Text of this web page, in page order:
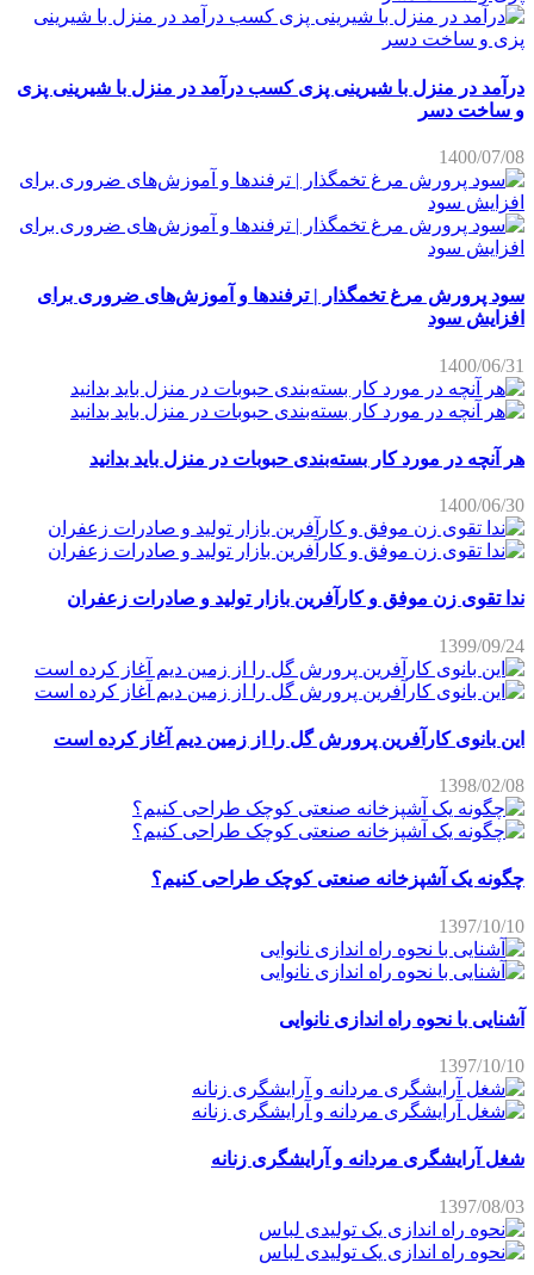
درآمد در منزل با شیرینی پزی کسب درآمد در منزل با شیرینی پزی
و ساخت دسر
1400/07/08
سود پرورش مرغ تخمگذار | ترفندها و آموزش‌های ضروری برای
افزایش سود
1400/06/31
هر آنچه در مورد کار بسته‌بندی حبوبات در منزل باید بدانید
1400/06/30
ندا تقوی زن موفق و کارآفرین بازار تولید و صادرات زعفران
1399/09/24
این بانوی کارآفرین پرورش گل را از زمین دیم آغاز کرده است
1398/02/08
چگونه یک آشپزخانه صنعتی کوچک طراحی کنیم؟
1397/10/10
آشنایی با نحوه راه اندازی نانوایی
1397/10/10
شغل آرایشگری مردانه و آرایشگری زنانه
1397/08/03